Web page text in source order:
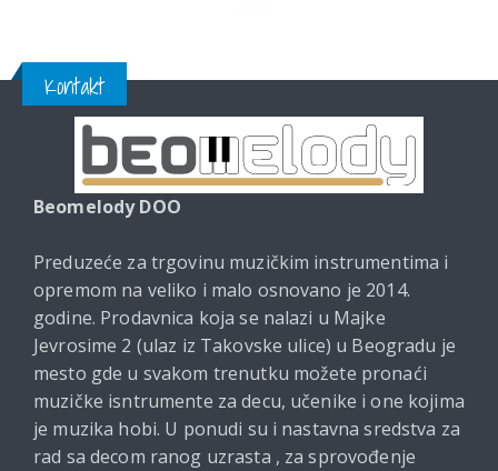
Kontakt
Beomelody DOO
Preduzeće za trgovinu muzičkim instrumentima i
opremom na veliko i malo osnovano je 2014.
godine. Prodavnica koja se nalazi u Majke
Jevrosime 2 (ulaz iz Takovske ulice) u Beogradu je
mesto gde u svakom trenutku možete pronaći
muzičke isntrumente za decu, učenike i one kojima
je muzika hobi. U ponudi su i nastavna sredstva za
rad sa decom ranog uzrasta , za sprovođenje